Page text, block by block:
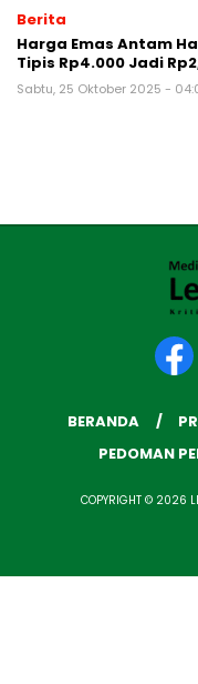
Berita
Harga Emas Antam
Tipis Rp4.000 Jadi
Sabtu, 25 Oktober 2025 -
BERANDA
PEDOMAN
COPYRIGHT © 2026